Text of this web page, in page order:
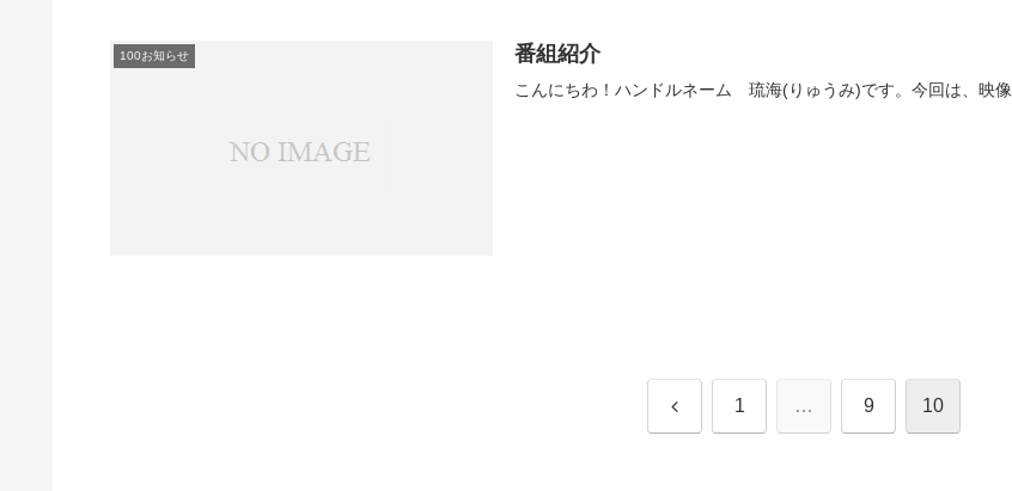
100お知らせ 番組紹介
こんにちわ！ハンドルネーム 琉海(りゅうみ)です。今回は、映
前 1 … 9 10